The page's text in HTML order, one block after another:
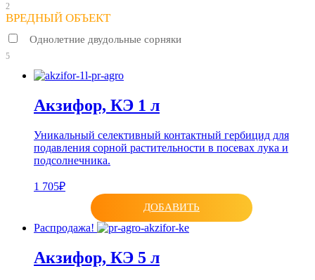
2
ВРЕДНЫЙ ОБЪЕКТ
Однолетние двудольные сорняки
5
Акзифор, КЭ 1 л
Уникальный селективный контактный гербицид для
подавления сорной растительности в посевах лука и
подсолнечника.
1 705₽
ДОБАВИТЬ
Распродажа!
Акзифор, КЭ 5 л